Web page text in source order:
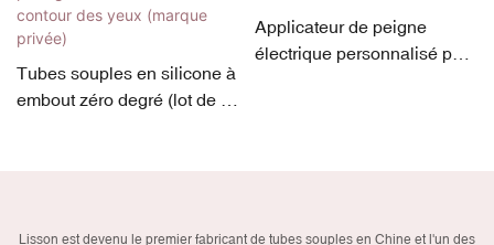
Tubes souples en silicone à
embout zéro degré (lot de 4)
Applicateur de peigne
électrique personnalisé pour
Lisson est devenu le premier fabricant de tubes souples en Chine et l'un des